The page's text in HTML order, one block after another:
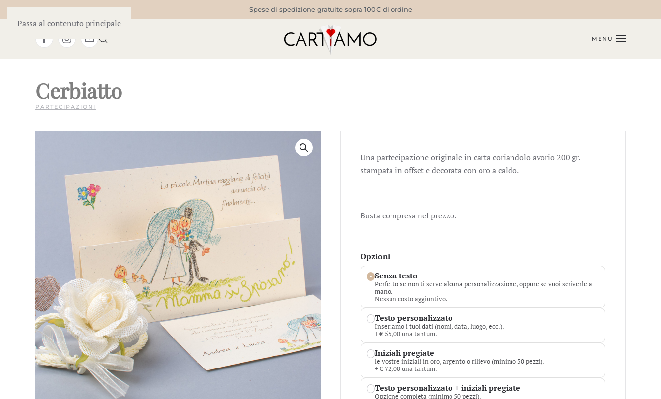
Passa al contenuto principale
Spese di spedizione gratuite sopra 100€ di ordine
MENU
Cerbiatto
PARTECIPAZIONI
Una partecipazione originale in carta coriandolo avorio 200 gr.
stampata in offset e decorata con oro a caldo.
Busta compresa nel prezzo.
Opzioni
Senza testo
Perfetto se non ti serve alcuna personalizzazione, oppure se vuoi scriverle a
mano.
Nessun costo aggiuntivo.
Testo personalizzato
Inseriamo i tuoi dati (nomi, data, luogo, ecc.).
+ € 55,00 una tantum.
Iniziali pregiate
le vostre iniziali in oro, argento o rilievo (minimo 50 pezzi).
+ € 72,00 una tantum.
Testo personalizzato + iniziali pregiate
Opzione completa (minimo 50 pezzi).